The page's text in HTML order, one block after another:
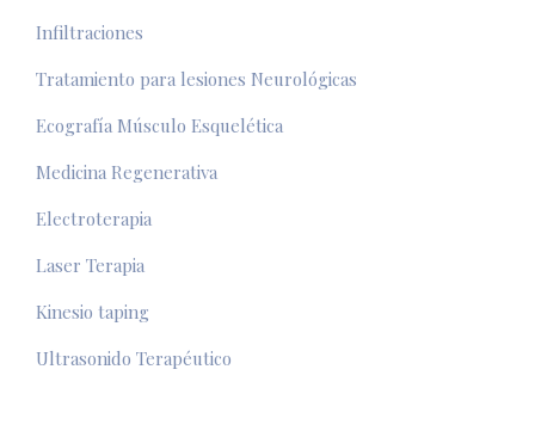
Infiltraciones
Tratamiento para lesiones Neurológicas
Ecografía Músculo Esquelética
Medicina Regenerativa
Electroterapia
Laser Terapia
Kinesio taping
Ultrasonido Terapéutico